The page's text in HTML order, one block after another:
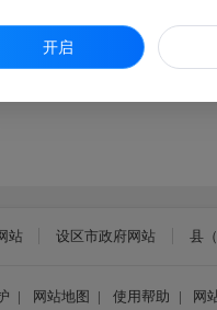
水体.pdf
站 设区市政府网站 县
| 网站地图 | 使用帮助 | 网
开启